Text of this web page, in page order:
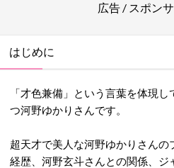
広告 / スポン
はじめに
「才色兼備」という言葉を体現
つ河野ゆかりさんです。
超天才で美人な河野ゆかりさん
経歴、河野玄斗さんとの関係、